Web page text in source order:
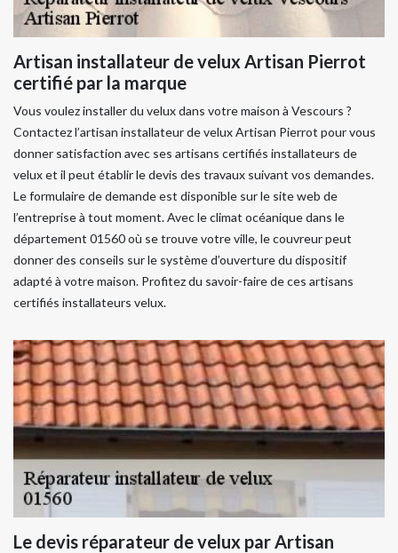
Artisan installateur de velux Artisan Pierrot
certifié par la marque
Vous voulez installer du velux dans votre maison à Vescours ?
Contactez l’artisan installateur de velux Artisan Pierrot pour vous
donner satisfaction avec ses artisans certifiés installateurs de
velux et il peut établir le devis des travaux suivant vos demandes.
Le formulaire de demande est disponible sur le site web de
l’entreprise à tout moment. Avec le climat océanique dans le
département 01560 où se trouve votre ville, le couvreur peut
donner des conseils sur le système d’ouverture du dispositif
adapté à votre maison. Profitez du savoir-faire de ces artisans
certifiés installateurs velux.
Le devis réparateur de velux par Artisan